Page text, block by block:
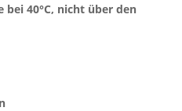
bei 40°C, nicht über den